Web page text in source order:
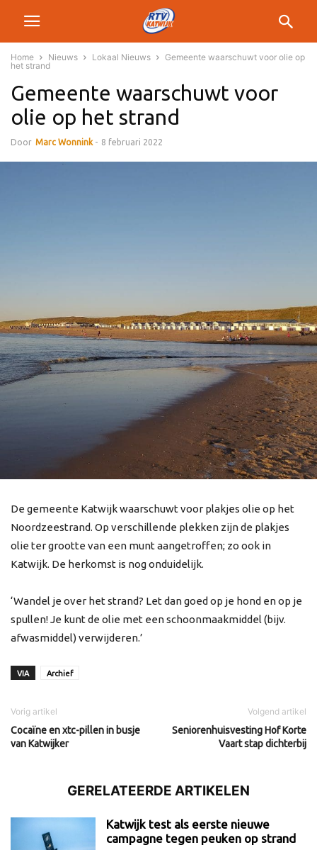
Home Nieuws Lokaal Nieuws
Gemeente waarschuwt voor olie op
het strand
Gemeente waarschuwt voor
olie op het strand
Door Marc Wonnink - 8 februari 2022
De gemeente Katwijk waarschuwt voor plakjes olie op het
Noordzeestrand. Op verschillende plekken zijn de plakjes
olie ter grootte van een munt aangetroffen; zo ook in
Katwijk. De herkomst is nog onduidelijk.
‘Wandel je over het strand? Let dan goed op je hond en op je
spullen! Je kunt de olie met een schoonmaakmiddel (bijv.
afwasmiddel) verwijderen.’
VIA Archief
Vorig artikel
Cocaïne en xtc-pillen in busje
van Katwijker
Volgend artikel
Seniorenhuisvesting Hof Korte
Vaart stap dichterbij
GERELATEERDE ARTIKELEN
Katwijk test als eerste nieuwe
campagne tegen peuken op strand